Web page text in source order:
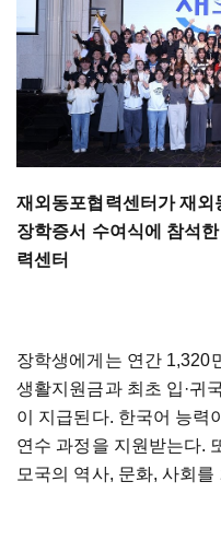
재외동포협력센터가 재외
장학증서 수여식에 참석
력센터
장학생에게는 연간 1,320
생활지원금과 최초 입·귀
이 지급된다. 한국어 능력
연수 과정을 지원받는다.
모국의 역사, 문화, 사회